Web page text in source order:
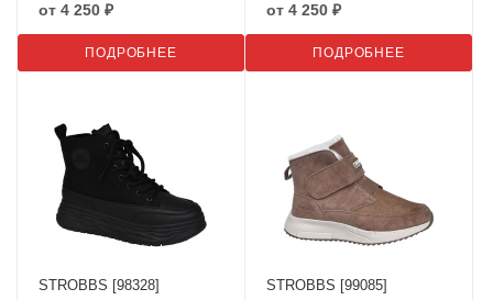
от 4 250 ₽
ПОДРОБНЕЕ
от 4 250 ₽
ПОДРОБНЕЕ
STROBBS [98328] STROBBS [99085]